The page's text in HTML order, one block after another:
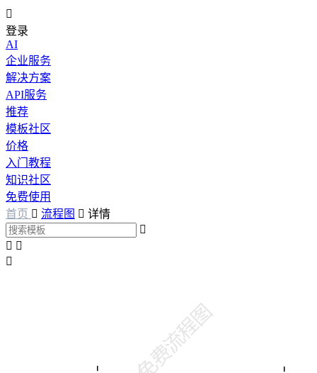

登录
AI
企业服务
解决方案
API服务
推荐
模板社区
价格
入门教程
知识社区
免费使用
首页  流程图  详情

 
